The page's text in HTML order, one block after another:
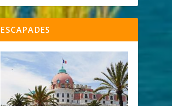
ESCAPADES